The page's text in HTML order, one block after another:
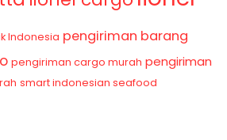
Indonesia pengiriman barang
pengiriman cargo murah pengiriman
smart indonesian seafood